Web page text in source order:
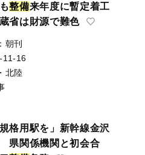
整備来年度に暫定着工
省は財源で難色
朝刊
11-16
北陸
格用駅を」新幹線金沢
県関係機関と初会合